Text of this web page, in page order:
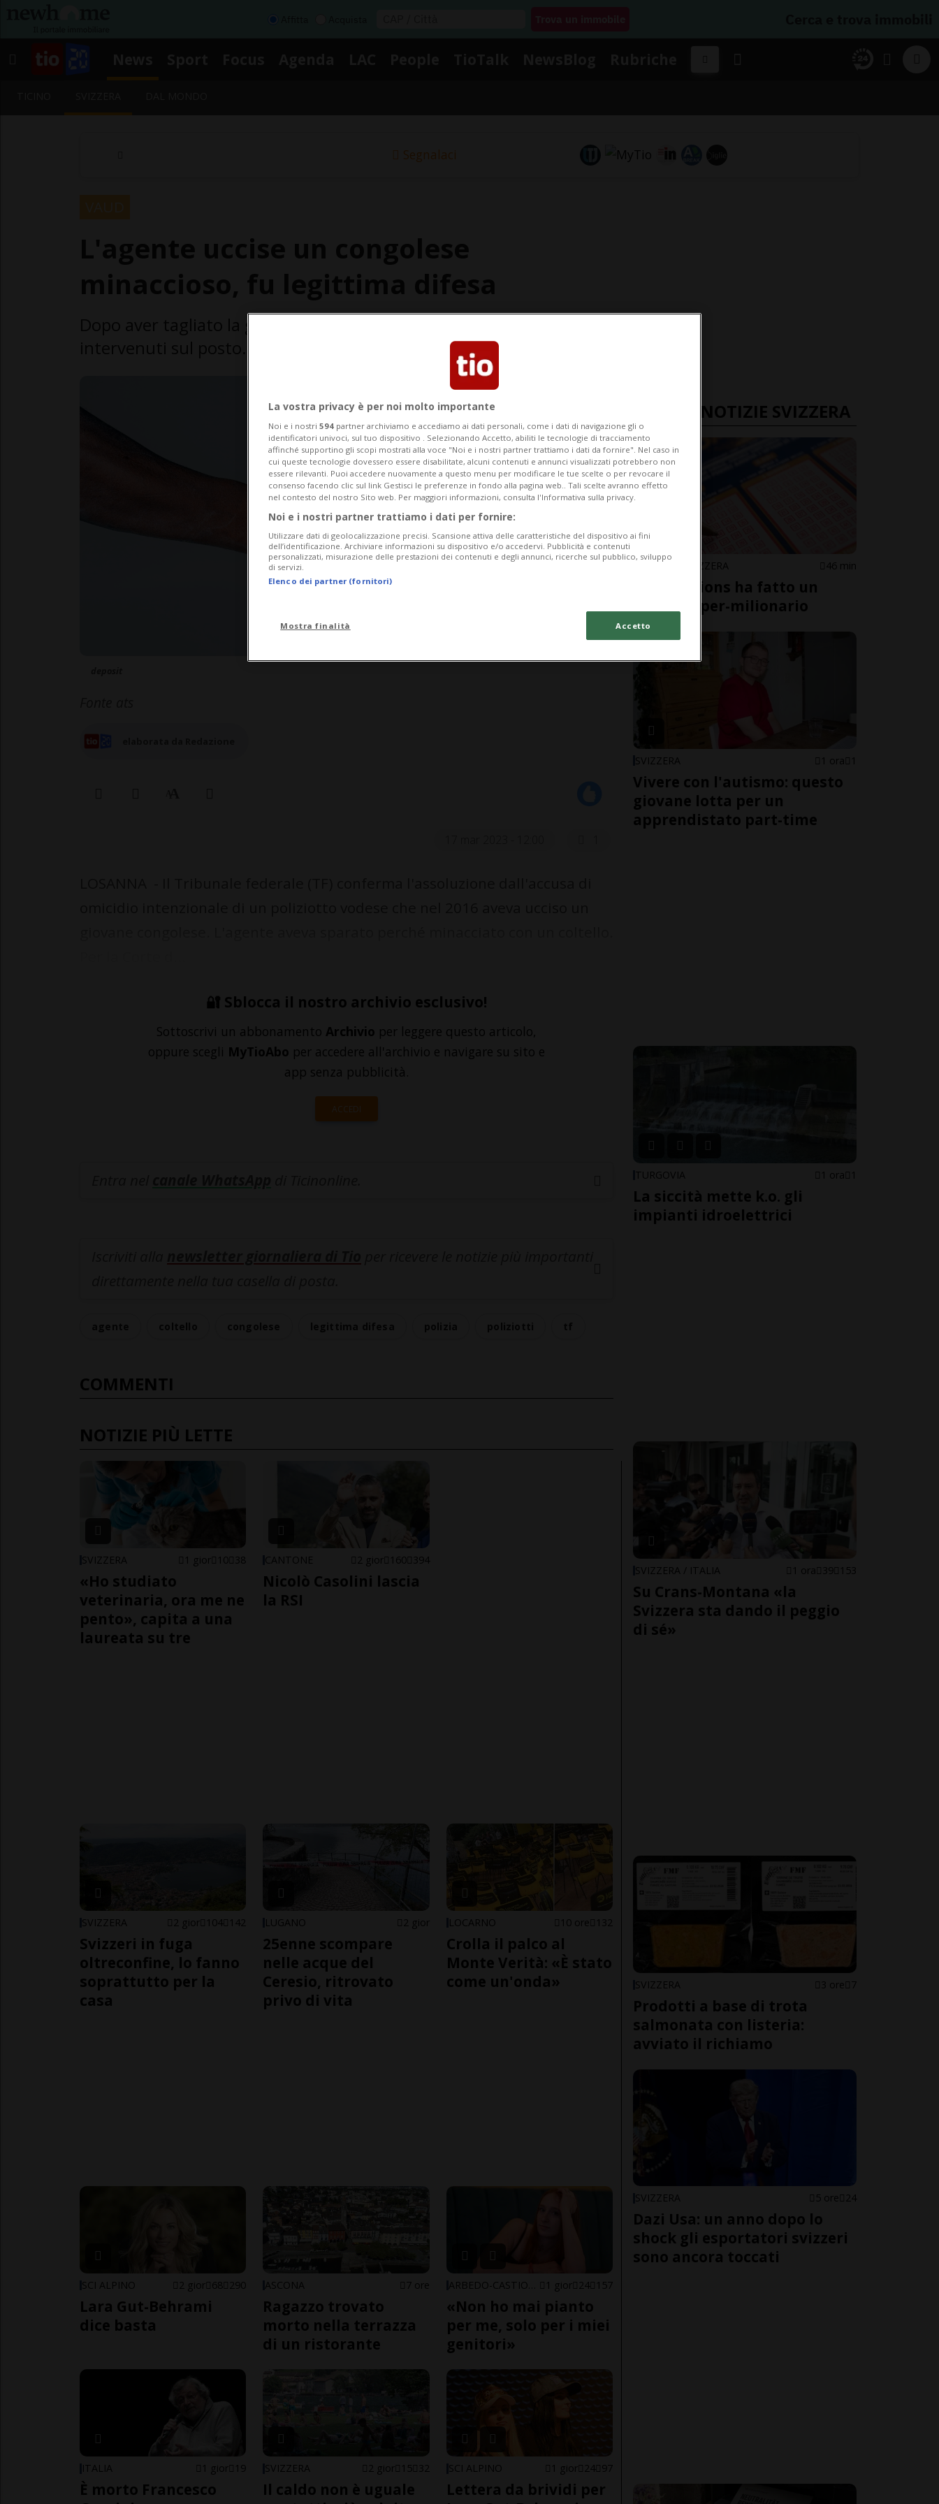
Segnalaci
intervenuti sul posto. Inutili i tentativi di calmarlo
🔐 Sblocca il nostro archivio esclusivo!
Sottoscrivi un abbonamento Archivio per leggere questo articolo,
oppure scegli MyTioAbo per accedere all'archivio e navigare su sito e
app senza pubblicità.
ACCEDI
COMMENTI
NOTIZIE PIÙ LETTE
SVIZZERA 1 gior 10 38
«Ho studiato
veterinaria, ora me ne
pento», capita a una
laureata su tre
CANTONE 2 gior 160 394
Nicolò Casolini lascia
la RSI
SVIZZERA 2 gior 104 142
Svizzeri in fuga
oltreconfine, lo fanno
soprattutto per la
casa
LUGANO 2 gior
25enne scompare
nelle acque del
Ceresio, ritrovato
privo di vita
LOCARNO 10 ore 132
Crolla il palco al
Monte Verità: «È stato
come un'onda»
SCI ALPINO 2 gior 68 290
Lara Gut-Behrami
dice basta
ASCONA 7 ore
Ragazzo trovato
morto nella terrazza
di un ristorante
1 gior 24 157
«Non ho mai pianto
per me, solo per i miei
genitori»
ITALIA 1 gior 19
È morto Francesco
SVIZZERA 2 gior 15 32
Il caldo non è uguale
SCI ALPINO 1 gior 24 97
Lettera da brividi per
ULTIME NOTIZIE SVIZZERA
EUROPA / SVIZZERA 46 min
Euro Millions ha fatto un
nuovo super-milionario
SVIZZERA 1 ora 1
Vivere con l'autismo: questo
giovane lotta per un
apprendistato part-time
TURGOVIA 1 ora 1
La siccità mette k.o. gli
impianti idroelettrici
SVIZZERA / ITALIA 1 ora 39 153
Su Crans-Montana «la
Svizzera sta dando il peggio
di sé»
SVIZZERA 3 ore 7
Prodotti a base di trota
salmonata con listeria:
avviato il richiamo
SVIZZERA 5 ore 24
Dazi Usa: un anno dopo lo
shock gli esportatori svizzeri
sono ancora toccati
La vostra privacy è per noi molto importante
Noi e i nostri 594 partner archiviamo e accediamo ai dati personali, come i dati di navigazione gli o
identificatori univoci, sul tuo dispositivo . Selezionando Accetto, abiliti le tecnologie di tracciamento
affinché supportino gli scopi mostrati alla voce "Noi e i nostri partner trattiamo i dati da fornire". Nel caso in
cui queste tecnologie dovessero essere disabilitate, alcuni contenuti e annunci visualizzati potrebbero non
essere rilevanti. Puoi accedere nuovamente a questo menu per modificare le tue scelte o per revocare il
consenso facendo clic sul link Gestisci le preferenze in fondo alla pagina web.. Tali scelte avranno effetto
nel contesto del nostro Sito web. Per maggiori informazioni, consulta l'Informativa sulla privacy.
Noi e i nostri partner trattiamo i dati per fornire:
Utilizzare dati di geolocalizzazione precisi. Scansione attiva delle caratteristiche del dispositivo ai fini
dell’identificazione. Archiviare informazioni su dispositivo e/o accedervi. Pubblicità e contenuti
personalizzati, misurazione delle prestazioni dei contenuti e degli annunci, ricerche sul pubblico, sviluppo
di servizi.
Elenco dei partner (fornitori)
Mostra finalità Accetto